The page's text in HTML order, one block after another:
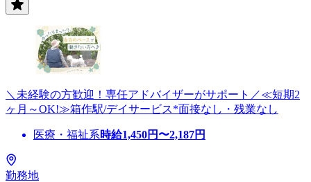
＼未経験の方歓迎！専任アドバイザーがサポート／≪短期2
ヶ月～OK!≫箱作駅/デイサービス*面接なし・残業なし
医療・福祉系時給1,450円〜2,187円
勤務地